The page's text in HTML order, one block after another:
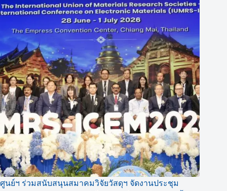
ศูนย์ฯ ร่วมสนับสนุนสมาคมวิจัยวัสดุฯ จัดงานประชุม